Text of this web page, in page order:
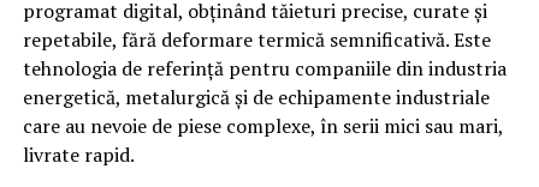
Aceste capacități permit Popeci Utilaj Greu Craiova să
producă atât piese individuale, unicat, cât și
componente în serii mici pentru proiecte industriale de
amploare.
convenior
Tipul mărfii— paleți, cutii, produse în vrac,
componente industriale
Greutatea și dimensiunea
programat digital, obținând tăieturi precise, curate și
repetabile, fără deformare termică semnificativă. Este
tehnologia de referință pentru companiile din industria
energetică, metalurgică și de echipamente industriale
care au nevoie de piese complexe, în serii mici sau mari,
livrate rapid.